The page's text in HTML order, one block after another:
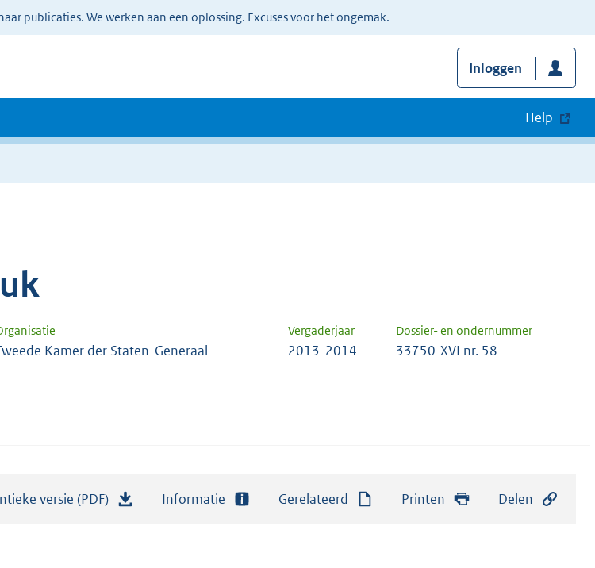
publicaties. We werken aan een oplossing. Excuses voor het ongemak.
Inloggen
Help
Vergaderjaar Dossier- en ondernummer
Kamer der Staten-Generaal 2013-2014 33750-XVI nr. 58
versie (PDF) Informatie Gerelateerd Printen Delen